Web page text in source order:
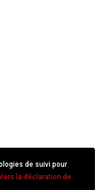
de suivi pour
la déclaration de